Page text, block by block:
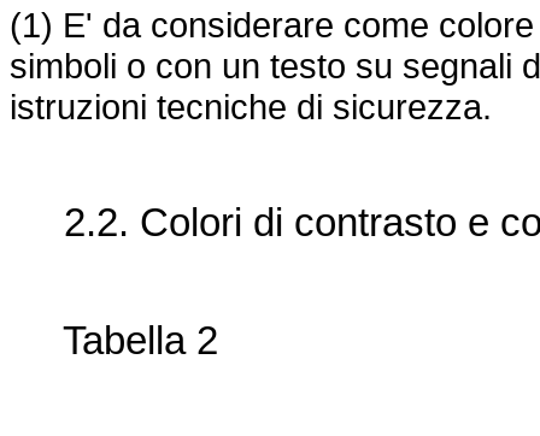
(1) E' da considerare come
simboli o con un testo su segnali
istruzioni tecniche di sicurezza.
2.2. Colori di contrasto e
Tabella 2